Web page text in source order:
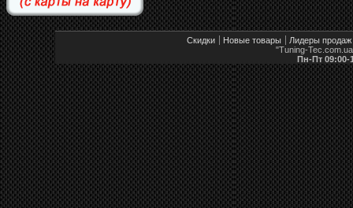
Скидки Новые товары
Лидеры продаж
"Tuning-
Пн-Пт 09:00-